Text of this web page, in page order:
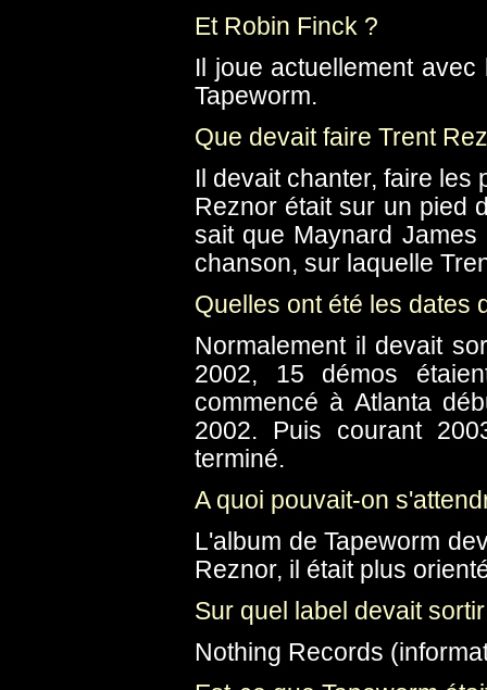
Et Robin Finck ?
Il joue actuellement
Tapeworm.
Que devait faire Trent
Il devait chanter, faire les
Reznor était sur un pied
sait que Maynard
chanson, sur laquelle
Quelles ont été les dates
Normalement il devait
2002, 15 démos
commencé à Atlanta
2002. Puis courant
terminé.
A quoi pouvait-on
L'album de Tapeworm
Reznor, il était plus
Sur quel label devait
Nothing Records